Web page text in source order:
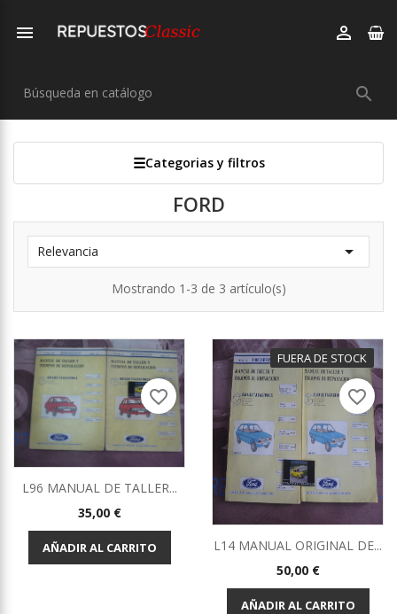
 

Categorias y filtros
FORD
Relevancia 
Mostrando 1-3 de 3 artículo(s)
L96 MANUAL DE TALLER...
Precio
35,00 €
AÑADIR AL CARRITO
favorite_border
FUERA DE STOCK
L14 MANUAL ORIGINAL DE...
Precio
50,00 €
AÑADIR AL CARRITO
favorite_border